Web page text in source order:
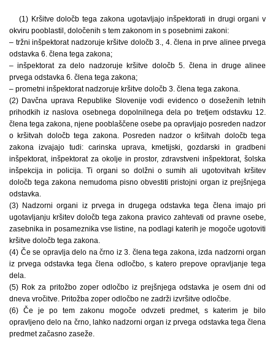
(1) Kršitve določb tega zakona ugotavljajo inšpektorati in drugi organi v
okviru pooblastil, določenih s tem zakonom in s posebnimi zakoni:
– tržni inšpektorat nadzoruje kršitve določb 3., 4. člena in prve alinee prvega
odstavka 6. člena tega zakona;
– inšpektorat za delo nadzoruje kršitve določb 5. člena in druge alinee
prvega odstavka 6. člena tega zakona;
– prometni inšpektorat nadzoruje kršitve določb 3. člena tega zakona.
(2) Davčna uprava Republike Slovenije vodi evidenco o doseženih letnih
prihodkih iz naslova osebnega dopolnilnega dela po tretjem odstavku 12.
člena tega zakona, njene pooblaščene osebe pa opravljajo posreden nadzor
o kršitvah določb tega zakona. Posreden nadzor o kršitvah določb tega
zakona izvajajo tudi: carinska uprava, kmetijski, gozdarski in gradbeni
inšpektorat, inšpektorat za okolje in prostor, zdravstveni inšpektorat, šolska
inšpekcija in policija. Ti organi so dolžni o sumih ali ugotovitvah kršitev
določb tega zakona nemudoma pisno obvestiti pristojni organ iz prejšnjega
odstavka.
(3) Nadzorni organi iz prvega in drugega odstavka tega člena imajo pri
ugotavljanju kršitev določb tega zakona pravico zahtevati od pravne osebe,
zasebnika in posameznika vse listine, na podlagi katerih je mogoče ugotoviti
kršitve določb tega zakona.
(4) Če se opravlja delo na črno iz 3. člena tega zakona, izda nadzorni organ
iz prvega odstavka tega člena odločbo, s katero prepove opravljanje tega
dela.
(5) Rok za pritožbo zoper odločbo iz prejšnjega odstavka je osem dni od
dneva vročitve. Pritožba zoper odločbo ne zadrži izvršitve odločbe.
(6) Če je po tem zakonu mogoče odvzeti predmet, s katerim je bilo
opravljeno delo na črno, lahko nadzorni organ iz prvega odstavka tega člena
predmet začasno zaseže.